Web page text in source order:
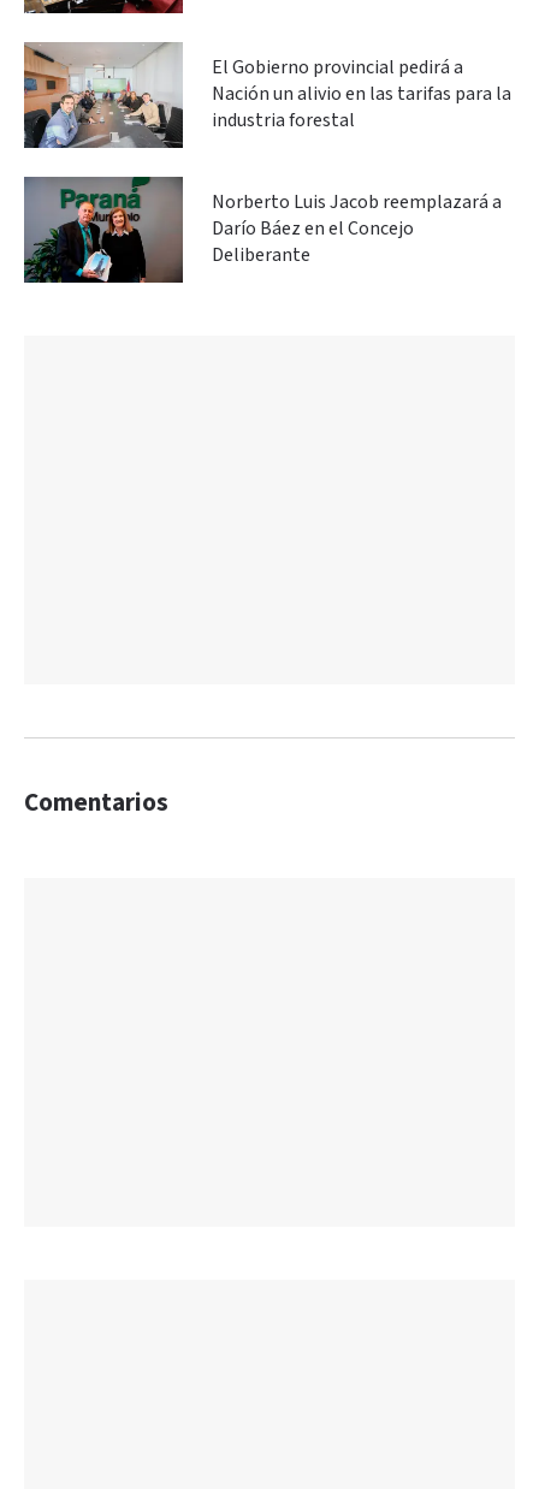
El Gobierno provincial pedirá a
Nación un alivio en las tarifas para la
industria forestal
Norberto Luis Jacob reemplazará a
Darío Báez en el Concejo
Deliberante
Comentarios